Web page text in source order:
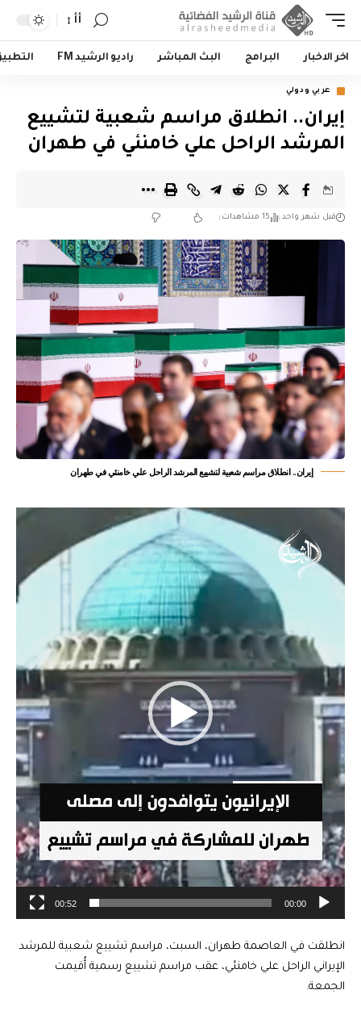
أأ
اخر الاخبار البرامج البث المباشر راديو الرشيد FM
عربي ودولي
إيران.. انطلاق مراسم شعبية لتشييع
المرشد الراحل علي خامنئي في طهران
قبل شهر واحد 15 مشاهدات
إيران.. انطلاق مراسم شعبية لتشييع المرشد الراحل علي خامنئي في طهران
00:00
00:52
انطلقت في العاصمة طهران، السبت، مراسم تشييع شعبية للمرشد
الإيراني الراحل علي خامنئي، عقب مراسم تشييع رسمية أُقيمت
الجمعة.